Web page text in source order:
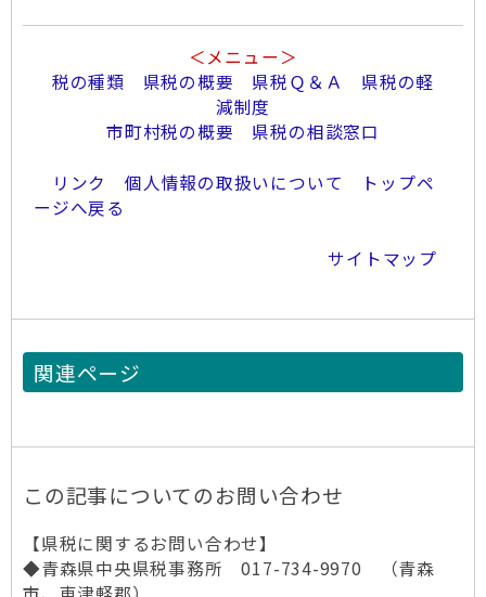
＜メニュー＞
税の種類
県税の概要 県税Ｑ＆Ａ
県税の軽
減制度
市町村税の概要
県税の相談窓口
リンク 個人情報の取扱いについて
トップペ
ージへ戻る
サイトマップ
関連ページ
この記事についてのお問い合わせ
【県税に関するお問い合わせ】
◆青森県中央県税事務所 017-734-9970 （青森